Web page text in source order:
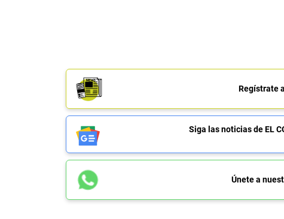
Regístrate
Siga las noticias de EL
Únete a